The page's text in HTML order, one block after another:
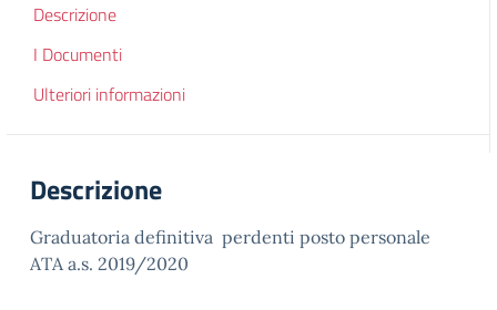
Descrizione
I Documenti
Ulteriori informazioni
Descrizione
Graduatoria definitiva perdenti posto personale
ATA a.s. 2019/2020